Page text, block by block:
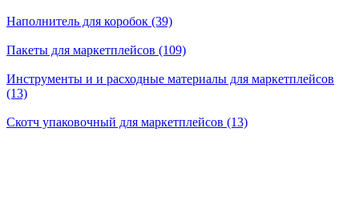
Наполнитель для коробок (39)
Пакеты для маркетплейсов (109)
Инструменты и и расходные материалы для маркетплейсов
(13)
Скотч упаковочный для маркетплейсов (13)